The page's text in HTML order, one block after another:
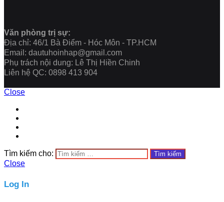
Văn phòng trị sự:
Địa chỉ: 46/1 Bà Điểm - Hóc Môn - TP.HCM
Email: dautuhoinhap@gmail.com
Phụ trách nội dung: Lê Thị Hiền Chinh
Liên hệ QC: 0898 413 904
Close
Tìm kiếm cho:
Close
Log In